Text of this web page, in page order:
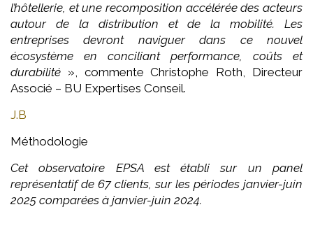
l’hôtellerie, et une recomposition accélérée des acteurs
autour de la distribution et de la mobilité. Les
entreprises devront naviguer dans ce nouvel
écosystème en conciliant performance, coûts et
durabilité », commente Christophe Roth, Directeur
Associé – BU Expertises Conseil.
J.B
Méthodologie
Cet observatoire EPSA est établi sur un panel
représentatif de 67 clients, sur les périodes janvier-juin
2025 comparées à janvier-juin 2024.